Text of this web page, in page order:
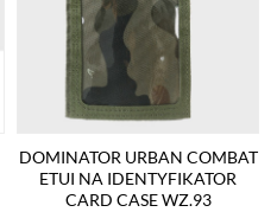
DOMINATOR URBAN COMBAT
ETUI NA IDENTYFIKATOR
CARD CASE WZ.93